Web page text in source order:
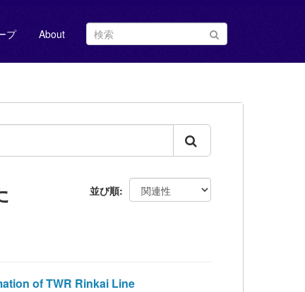
プ About
並び順
of TWR Rinkai Line